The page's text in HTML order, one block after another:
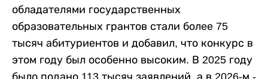
обладателями государственных
образовательных грантов стали более 75
тысяч абитуриентов и добавил, что конкурс в
этом году был особенно высоким. В 2025 году